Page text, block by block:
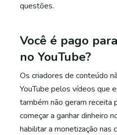
questões.
Você é pago
no YouTube?
Os criadores de conteúdo
YouTube pelos vídeos que
também não geram receita
começar a ganhar dinheiro
habilitar a monetização nas